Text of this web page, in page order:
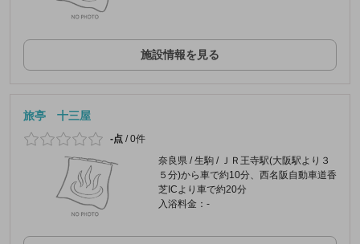
施設情報を見る
旅亭 十三屋
-点 /0件
奈良県 / 生駒 / ＪＲ王寺駅(大阪駅より３
５分)から車で約10分、西名阪自動車道香
芝ICより車で約20分
入浴料金：-